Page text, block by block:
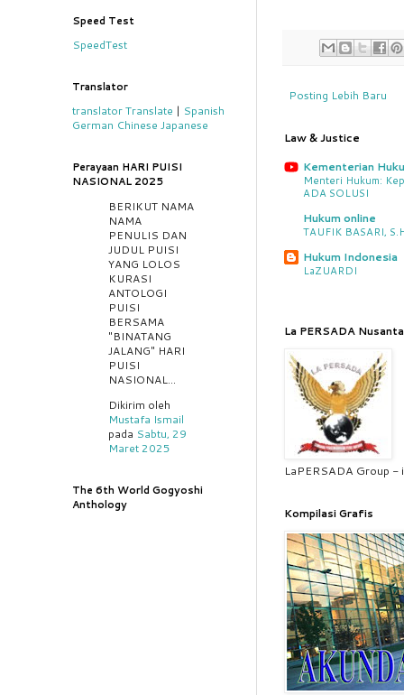
Posting Lebih Baru
Law & Justice
Kementerian
Menteri Hukum:
ADA SOLUSI
Hukum online
TAUFIK BASARI,
Hukum Indonesia
LaZUARDI
La PERSADA
LaPERSADA Group -
Kompilasi Grafis
Speed Test
SpeedTest
Translator
translatorTranslate | Spanish
German Chinese Japanese
Perayaan HARI PUISI
NASIONAL 2025
BERIKUT NAMA
NAMA
PENULIS DAN
JUDUL PUISI
YANG LOLOS
KURASI
ANTOLOGI
PUISI
BERSAMA
"BINATANG
JALANG" HARI
PUISI
NASIONAL...
Dikirim oleh
Mustafa Ismail
pada Sabtu, 29
Maret 2025
The 6th World Gogyoshi
Anthology